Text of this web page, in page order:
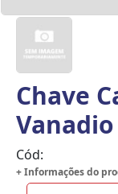
Chave
Vanadio
Cód:
+ Informações do